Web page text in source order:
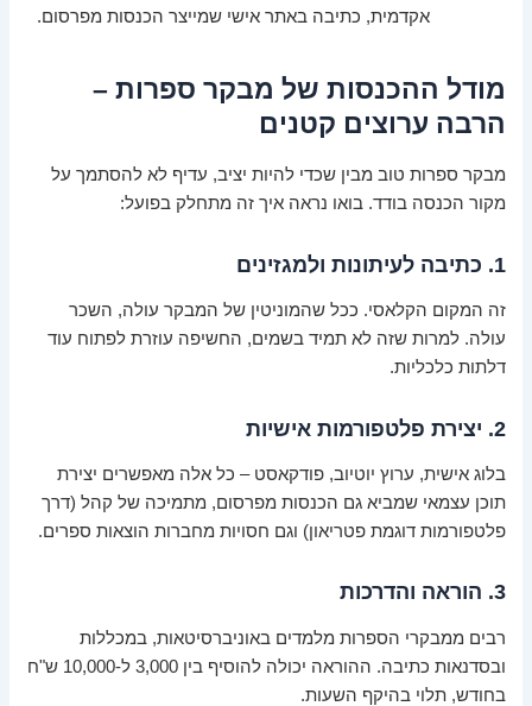
אקדמית, כתיבה באתר אישי שמייצר הכנסות מפרסום.
מודל ההכנסות של מבקר ספרות –
הרבה ערוצים קטנים
מבקר ספרות טוב מבין שכדי להיות יציב, עדיף לא להסתמך על
מקור הכנסה בודד. בואו נראה איך זה מתחלק בפועל:
1. כתיבה לעיתונות ולמגזינים
זה המקום הקלאסי. ככל שהמוניטין של המבקר עולה, השכר
עולה. למרות שזה לא תמיד בשמים, החשיפה עוזרת לפתוח עוד
דלתות כלכליות.
2. יצירת פלטפורמות אישיות
בלוג אישית, ערוץ יוטיוב, פודקאסט – כל אלה מאפשרים יצירת
תוכן עצמאי שמביא גם הכנסות מפרסום, מתמיכה של קהל (דרך
פלטפורמות דוגמת פטריאון) וגם חסויות מחברות הוצאות ספרים.
3. הוראה והדרכות
רבים ממבקרי הספרות מלמדים באוניברסיטאות, במכללות
ובסדנאות כתיבה. ההוראה יכולה להוסיף בין 3,000 ל-10,000 ש"ח
בחודש, תלוי בהיקף השעות.